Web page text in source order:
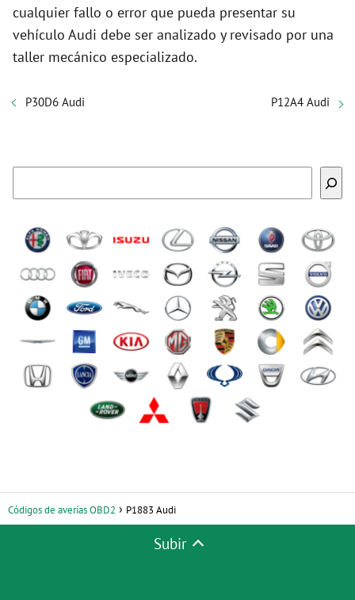
cualquier fallo o error que pueda presentar su
vehículo Audi debe ser analizado y revisado por una
taller mecánico especializado.
P30D6 Audi P12A4 Audi
Códigos de averías OBD2 P1883 Audi
Subir